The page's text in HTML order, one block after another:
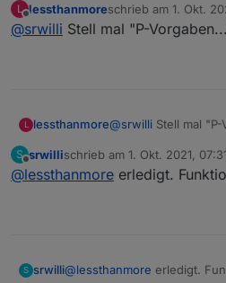
Meinst du das ?
L
Offline
lessthanmoreschrieb am 1. Okt.
zuletzt editiert von
@srwilli Stell mal "P-
L lessthanmore@srwilli Stell mal
S
Offline
srwillischrieb am 1. Okt. 2021, 07:31
zuletzt editiert von
@lessthanmore erledigt.
S srwilli@lessthanmore erledigt.